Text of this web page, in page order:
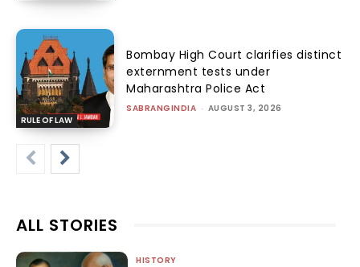
RULE OF LAW
Bombay High Court clarifies distinct
externment tests under
Maharashtra Police Act
SABRANGINDIA - AUGUST 3, 2026
ALL STORIES
HISTORY